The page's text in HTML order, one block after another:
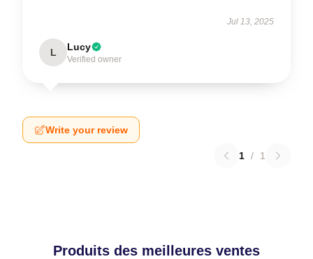
Jul 13, 2025
L Lucy
Verified owner
Write your review
1 / 1
Produits des meilleures ventes